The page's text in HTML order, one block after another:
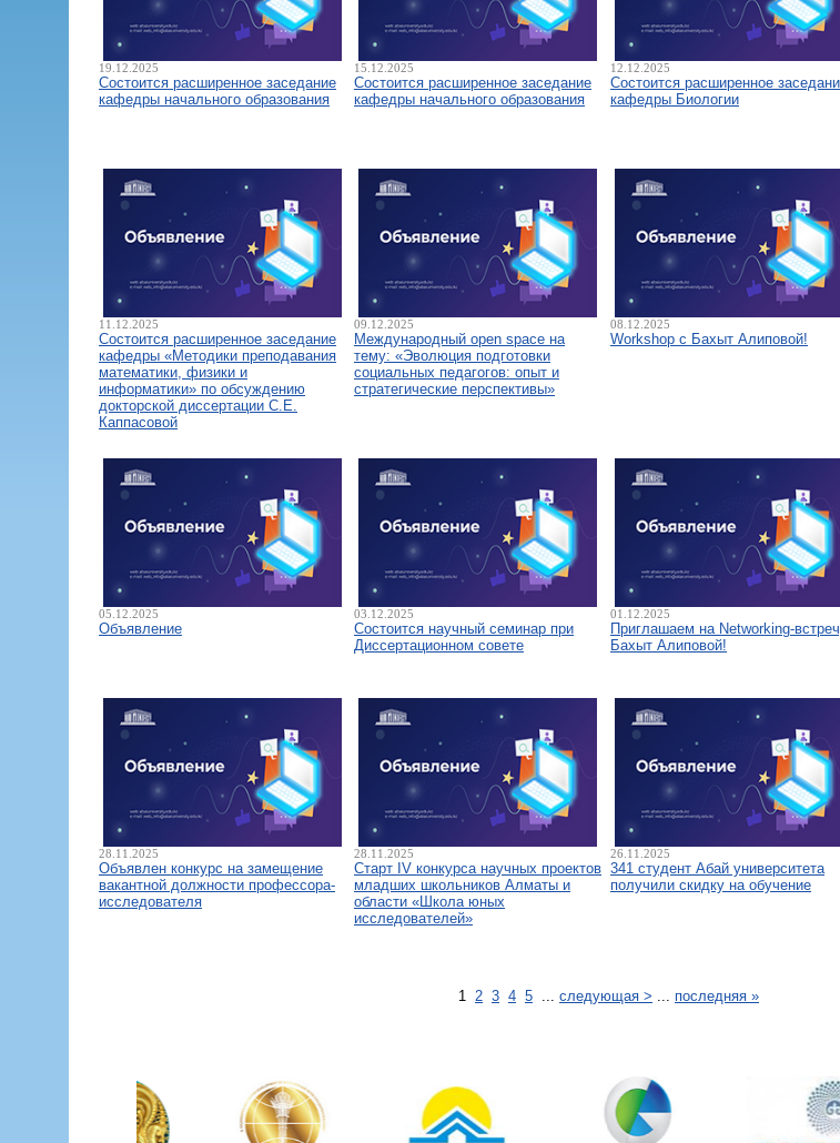
19.12.2025
Состоится расширенное заседание
кафедры начального образования
15.12.2025
Состоится расширенное заседание
кафедры начального образования
12.12.2025
Состоится расширенное
кафедры Биологии
11.12.2025
Состоится расширенное заседание
кафедры «Методики преподавания
математики, физики и
информатики» по обсуждению
докторской диссертации С.Е.
Каппасовой
09.12.2025
Международный open space на
тему: «Эволюция подготовки
социальных педагогов: опыт и
стратегические перспективы»
08.12.2025
Workshop с Бахыт Алиповой!
05.12.2025
Объявление
03.12.2025
Состоится научный семинар при
Диссертационном совете
01.12.2025
Приглашаем на Networking-
Бахыт Алиповой!
28.11.2025
Объявлен конкурс на замещение
вакантной должности профессора-
исследователя
28.11.2025
Старт IV конкурса научных проектов
младших школьников Алматы и
области «Школа юных
исследователей»
26.11.2025
341 студент Абай университета
получили скидку на обучение
1 2 3 4 5 ... следующая > ... последняя »